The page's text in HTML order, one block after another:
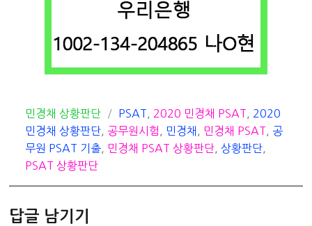
카
테
고
리
민경채 상황판단
태
그
PSAT 2020 민경채 PSAT
2020
민경채 상황판단
공무원시험 민경채 민경채 PSAT
공
무원 PSAT 기출
민경채 PSAT 상황판단 ,상황판단
PSAT 상황판단
답글 남기기